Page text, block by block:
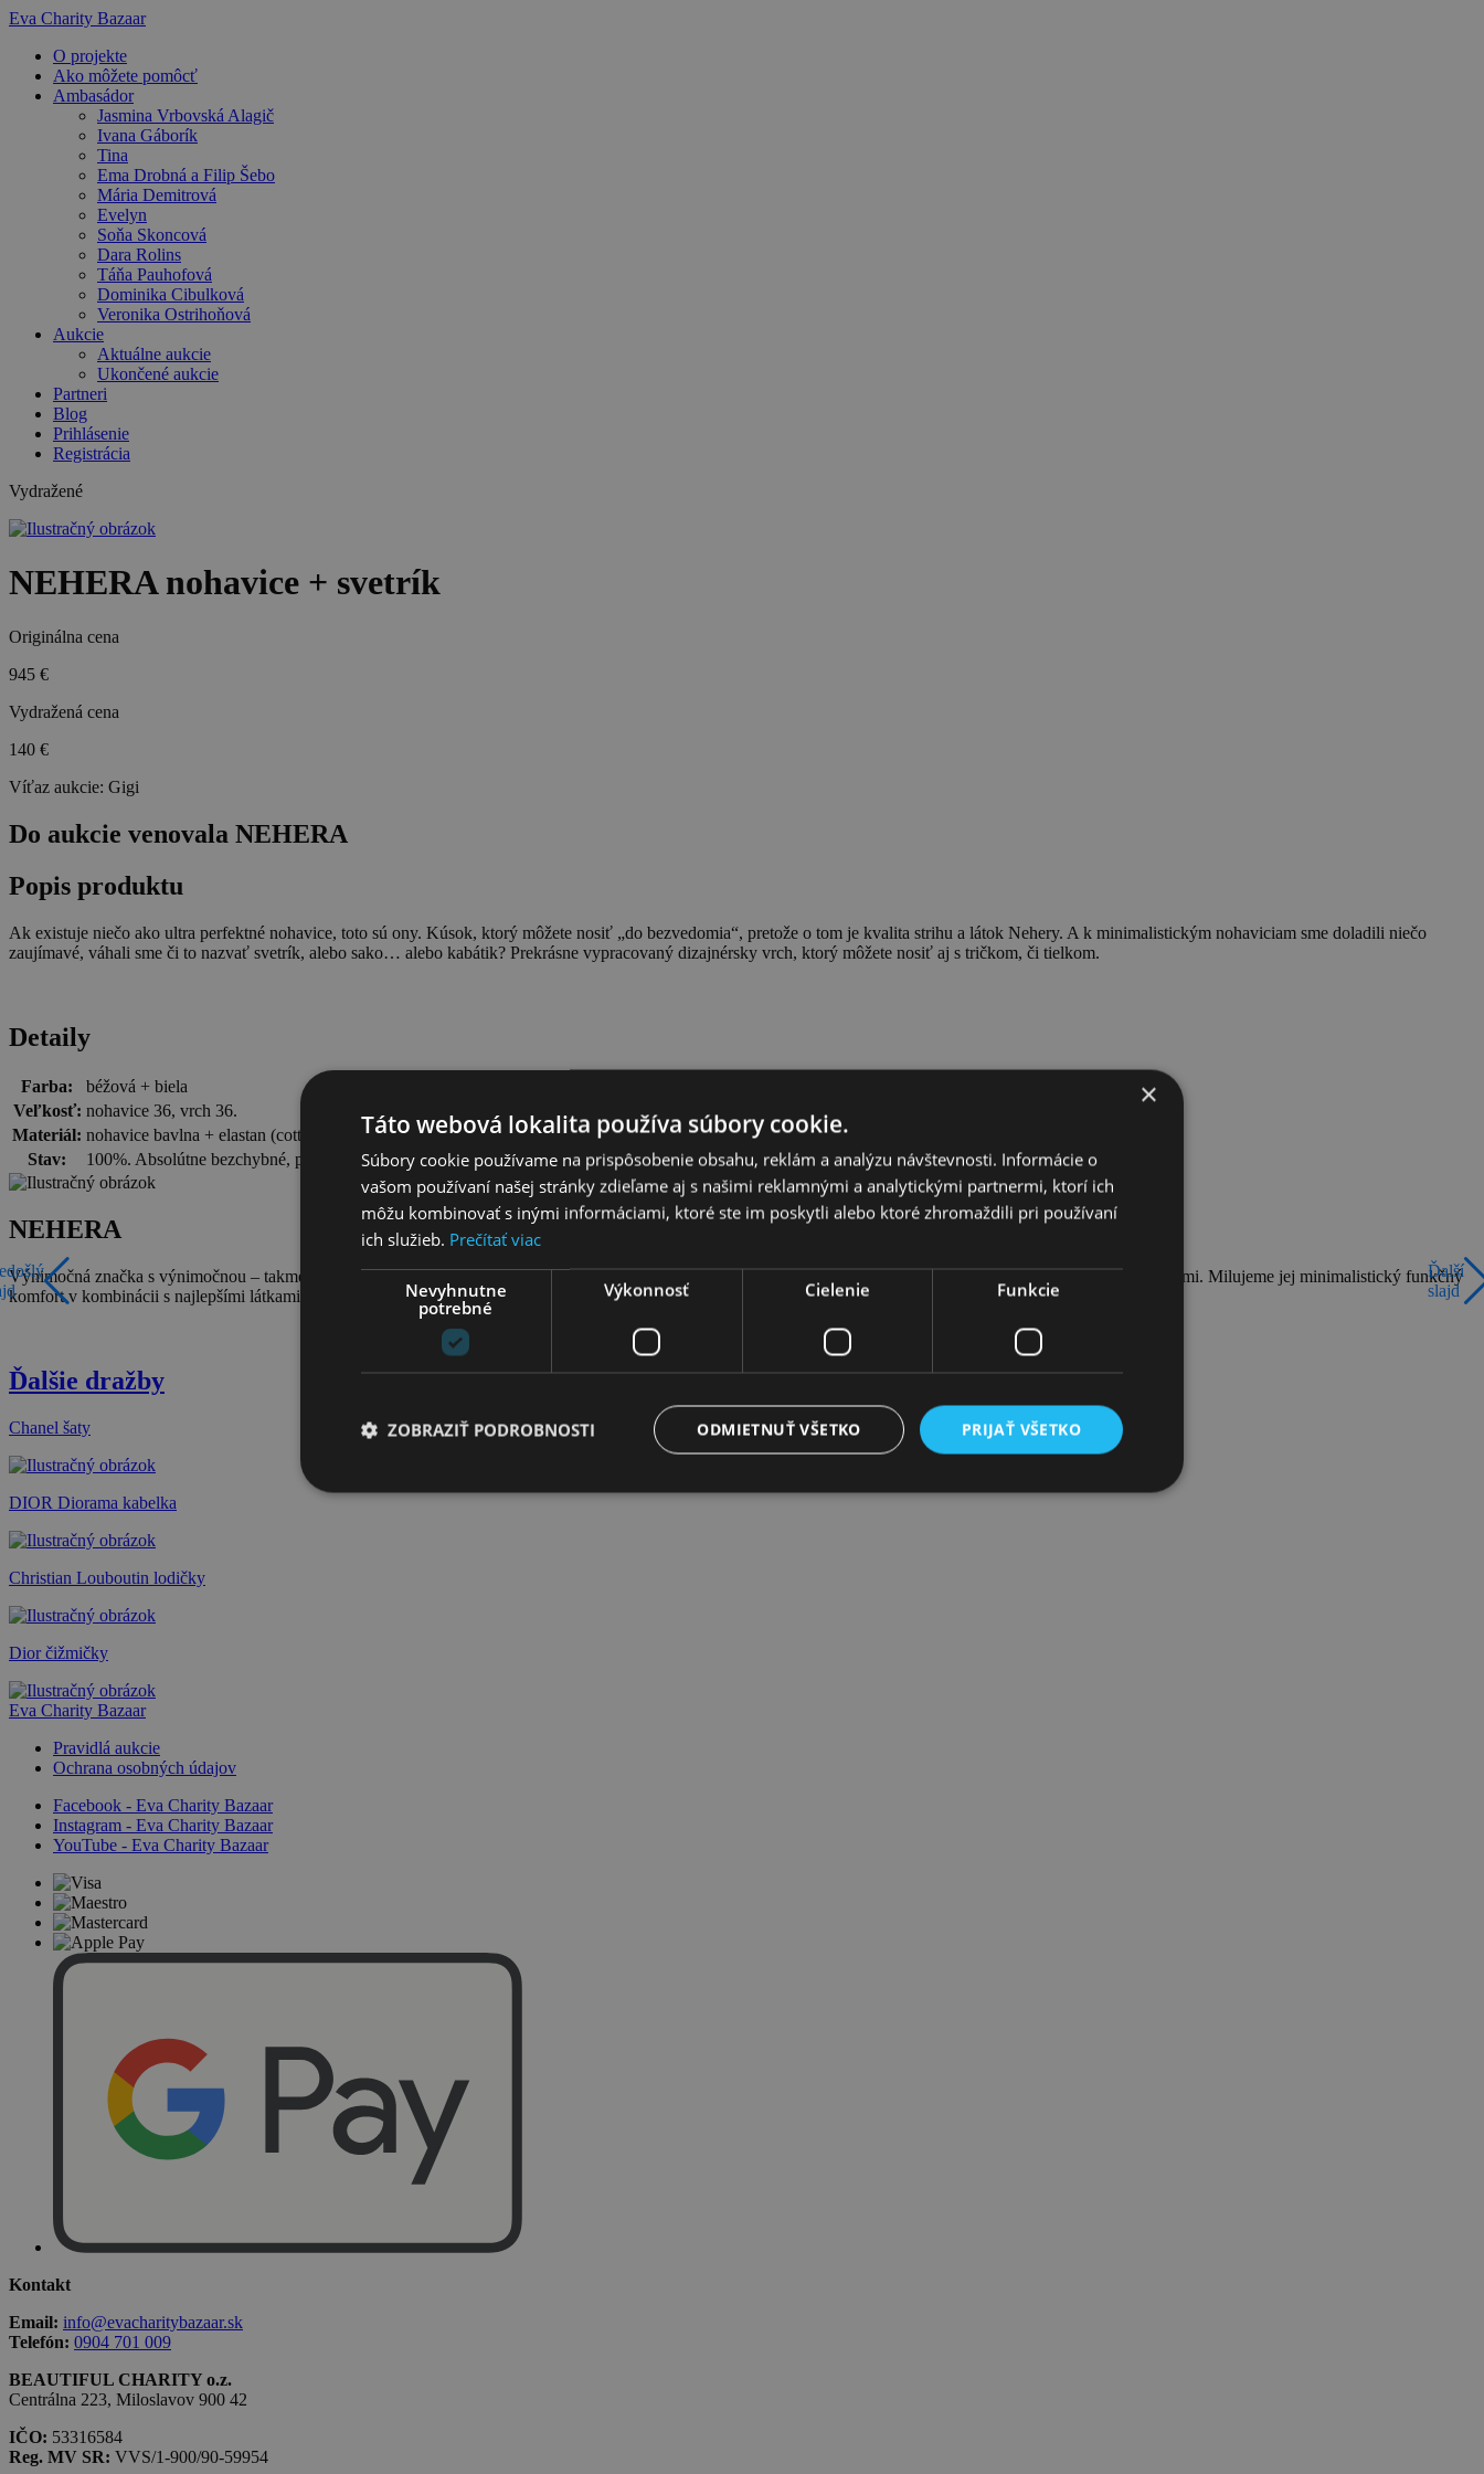
Preskočiť
obsah
Eva Charity Bazaar
O projekte
Ako môžete pomôcť
Ambasádor
Jasmina Vrbovská Alagič
Ivana Gáborík
Tina
Ema Drobná a Filip Šebo
Mária Demitrová
Evelyn
Soňa Skoncová
Dara Rolins
Táňa Pauhofová
Dominika Cibulková
Veronika Ostrihoňová
Aukcie
Aktuálne aukcie
Ukončené aukcie
Partneri
Blog
Prihlásenie
Registrácia
Vydražené
Ďalší
slajd
NEHERA nohavice + svetrík
Originálna cena
945 €
Vydražená cena
140 €
Víťaz aukcie: Gigi
Do aukcie venovala NEHERA
Popis produktu
Ak existuje niečo ako ultra perfektné nohavice, toto sú ony. Kúsok, ktorý môžete nosiť „do bezvedomia“, pretože o tom je kvalita strihu a látok Nehery. A k minimalistickým nohaviciam sme doladili niečo
zaujímavé, váhali sme či to nazvať svetrík, alebo sako… alebo kabátik? Prekrásne vypracovaný dizajnérsky vrch, ktorý môžete nosiť aj s tričkom, či tielkom.
Detaily
Farba:
béžová + biela
Veľkosť: nohavice 36, vrch 36.
Materiál: nohavice bavlna + elastan (cotton twill), vrch bavlna + viskóza
Stav:
100%. Absolútne bezchybné, priamo z dielne.
NEHERA
Výnimočná značka s výnimočnou – takmer sto ročnou- československou históriou. Dnes už slovenská značka sa presadila aj vo svete, kde je známa svojimi čistými líniami. Milujeme jej minimalistický funkčný
komfort v kombinácii s najlepšími látkami.
www.nehera.com
Ďalšie dražby
Chanel šaty
DIOR Diorama kabelka
Christian Louboutin lodičky
Dior čižmičky
Eva Charity Bazaar
Pravidlá aukcie
Ochrana osobných údajov
Facebook - Eva Charity Bazaar
Instagram - Eva Charity Bazaar
YouTube - Eva Charity Bazaar
Kontakt
Email: info@evacharitybazaar.sk
Telefón: 0904 701 009
BEAUTIFUL CHARITY o.z.
Centrálna 223, Miloslavov 900 42
IČO: 53316584
Reg. MV SR: VVS/1-900/90-59954
×
Táto webová lokalita používa súbory cookie.
Súbory cookie používame na prispôsobenie obsahu, reklám a analýzu návštevnosti. Informácie o
vašom používaní našej stránky zdieľame aj s našimi reklamnými a analytickými partnermi, ktorí ich
môžu kombinovať s inými informáciami, ktoré ste im poskytli alebo ktoré zhromaždili pri používaní
ich služieb. Prečítať viac
Nevyhnutne
potrebné
Výkonnosť Cielenie Funkcie
PRIJAŤ VŠETKO
ODMIETNUŤ VŠETKO
ZOBRAZIŤ PODROBNOSTI